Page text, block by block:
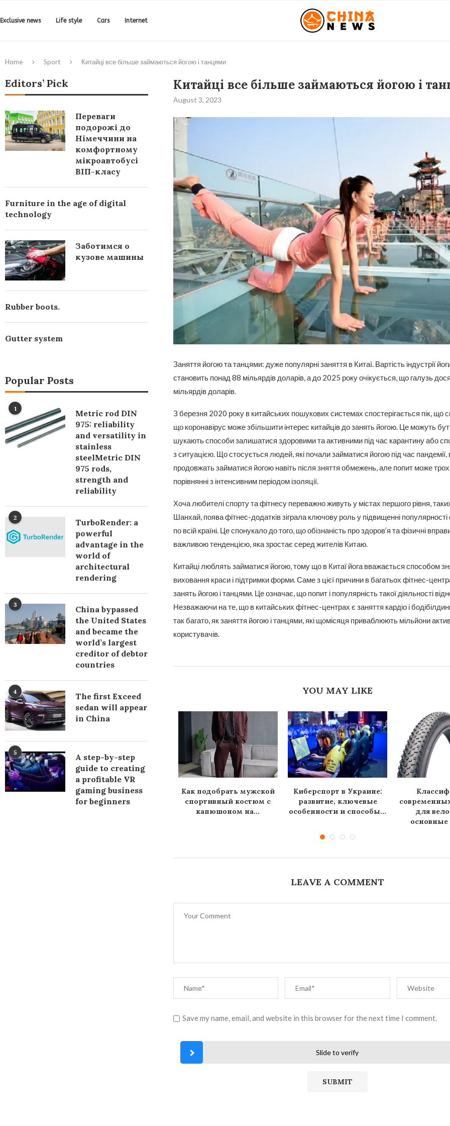
Exclusive news Life style Cars Internet
Home Sport Китайці все більше займаються йогою і танцями
Китайці все більше займаються йогою і
August 3, 2023
Заняття йогою та танцями: дуже популярні заняття в Китаї. Вартість індустрії
становить понад 88 мільярдів доларів, а до 2025 року очікується, що галузь
мільярдів доларів.
З березня 2020 року в китайських пошукових системах спостерігається пік, що
що коронавірус може збільшити інтерес китайців до занять йогою. Це можуть
шукають способи залишатися здоровими та активними під час карантину або
з ситуацією. Що стосується людей, які почали займатися йогою під час пандемії,
продовжать займатися йогою навіть після зняття обмежень, але попит може
порівнянні з інтенсивним періодом ізоляції.
Хоча любителі спорту та фітнесу переважно живуть у містах першого рівня,
Шанхай, поява фітнес-додатків зіграла ключову роль у підвищенні
по всій країні. Це спонукало до того, що обізнаність про здоров’я та фізичні
важливою тенденцією, яка зростає серед жителів Китаю.
Китайці люблять займатися йогою, тому що в Китаї йога вважається способом
виховання краси і підтримки форми. Саме з цієї причини в багатьох фітнес-
занять йогою і танцями. Це означає, що попит і популярність такої діяльності
Незважаючи на те, що в китайських фітнес-центрах є заняття кардіо і
так багато, як заняття йогою і танцями, які щомісяця приваблюють мільйони
користувачів.
YOU MAY LIKE
студії в
Choosing a barbecue for a
Как подобрать мужской
спортивный костюм с
капюшоном на...
Киберспорт в Украине:
развитие, ключевые
особенности и способы...
для
LEAVE A COMMENT
Save my name, email, and website in this browser for the next time I comment.
Slide to verify
Editors’ Pick
Переваги
подорожі до
Німеччини на
комфортному
мікроавтобусі
ВІП-класу
Furniture in the age of digital
technology
Заботимся о
кузове машины
Rubber boots.
Gutter system
Popular Posts
1
Metric rod DIN
975: reliability
and versatility in
stainless
steelMetric DIN
975 rods,
strength and
reliability
2
TurboRender: a
powerful
advantage in the
world of
architectural
rendering
3
China bypassed
the United States
and became the
world’s largest
creditor of debtor
countries
4
The first Exceed
sedan will appear
in China
5
A step-by-step
guide to creating
a profitable VR
gaming business
for beginners